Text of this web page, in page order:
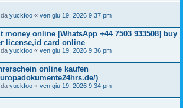
yuckfoo « ven giu 19, 2026 9:37 pm
money online [WhatsApp +44 7503 933508] buy
license,id card online
yuckfoo « ven giu 19, 2026 9:36 pm
online kaufen
)
yuckfoo « ven giu 19, 2026 9:34 pm